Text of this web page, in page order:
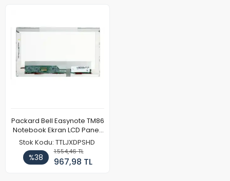
Packard Bell Easynote TM86
Notebook Ekran LCD Paneli
(Ref)
Stok Kodu: TTLJXDPSHD
%38
1.554,46 TL
967,98 TL